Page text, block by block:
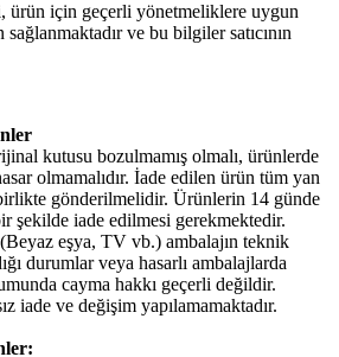
için geçerli yönetmeliklere uygun
sağlanmaktadır ve bu bilgiler satıcının
kutusu bozulmamış olmalı, ürünlerde
olmamalıdır. İade edilen ürün tüm yan
gönderilmelidir. Ürünlerin 14 günde
şekilde iade edilmesi gerekmektedir.
eşya, TV vb.) ambalajın teknik
durumlar veya hasarlı ambalajlarda
cayma hakkı geçerli değildir.
iade ve değişim yapılamamaktadır.